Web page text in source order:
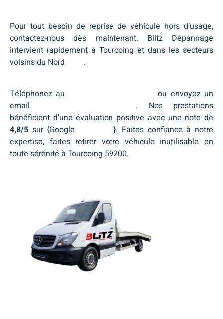
Pour tout besoin de reprise de véhicule hors d’usage,
contactez-nous dès maintenant. Blitz Dépannage
intervient rapidement à Tourcoing et dans les secteurs
voisins du Nord
.
Téléphonez au
ou envoyez un
email
. Nos prestations
bénéficient d’une évaluation positive avec une note de
4,8/5 sur {Google Tourcoing}. Faites confiance à notre
expertise, faites retirer votre véhicule inutilisable en
toute sérénité à Tourcoing 59200.